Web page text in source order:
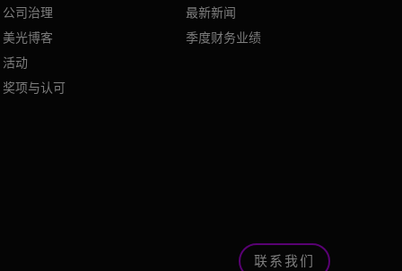
公司治理
美光博客
活动
奖项与认可
最新新闻
季度财务业绩
联系我们